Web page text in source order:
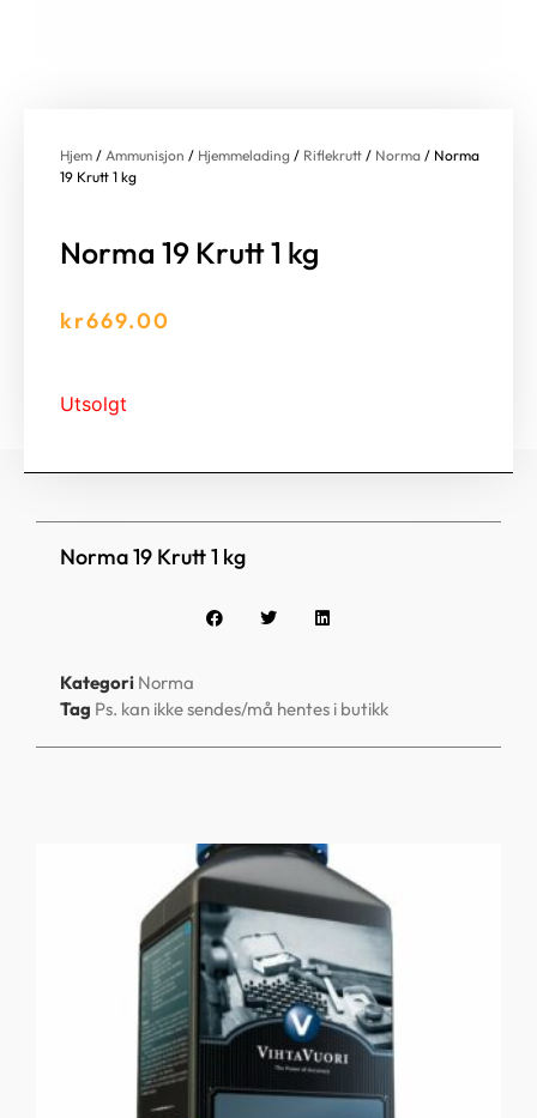
Hjem / Ammunisjon / Hjemmelading / Riflekrutt / Norma / Norma
19 Krutt 1 kg
Norma 19 Krutt 1 kg
kr669.00
Utsolgt
Norma 19 Krutt 1 kg
Kategori Norma
Tag Ps. kan ikke sendes/må hentes i butikk